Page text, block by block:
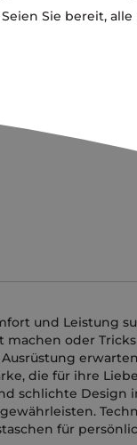
Seien Sie bereit,
und Leistung
oder
die für ihre
schlichte Design
für